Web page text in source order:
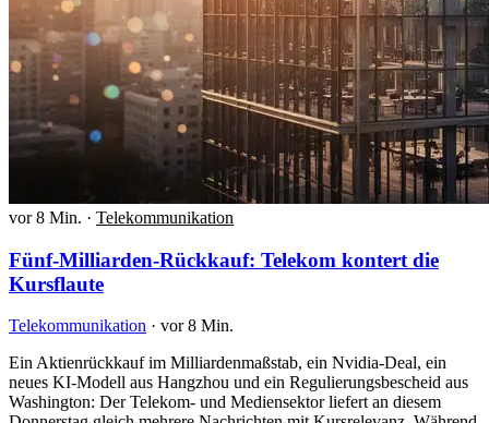
vor 8 Min. · Telekommunikation
Fünf-Milliarden-Rückkauf: Telekom kontert die
Kursflaute
Telekommunikation · vor 8 Min.
Ein Aktienrückkauf im Milliardenmaßstab, ein Nvidia-Deal, ein
neues KI-Modell aus Hangzhou und ein Regulierungsbescheid aus
Washington: Der Telekom- und Mediensektor liefert an diesem